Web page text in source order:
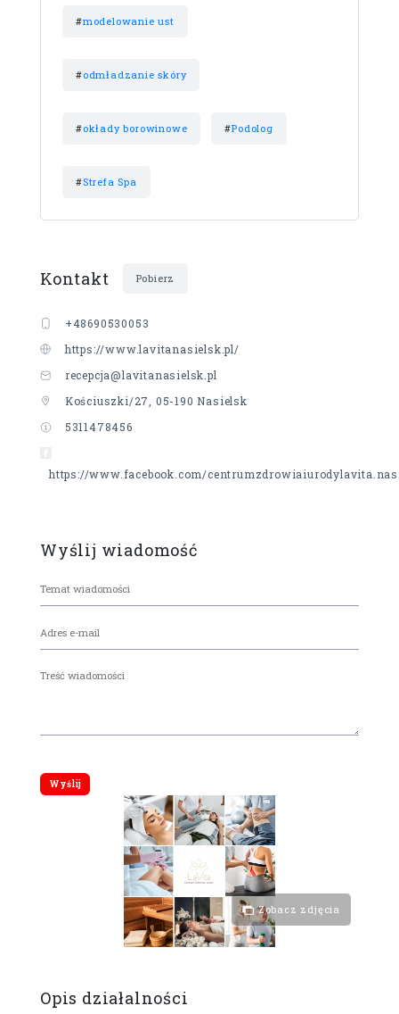
#modelowanie ust
#odmładzanie skóry
#okłady borowinowe #Podolog
#Strefa Spa
Kontakt Pobierz
+48690530053
https://www.lavitanasielsk.pl/
recepcja@lavitanasielsk.pl
Kościuszki/27, 05-190 Nasielsk
5311478456
https://www.facebook.com/
Wyślij wiadomość
Zobacz zdjęcia
Opis działalności